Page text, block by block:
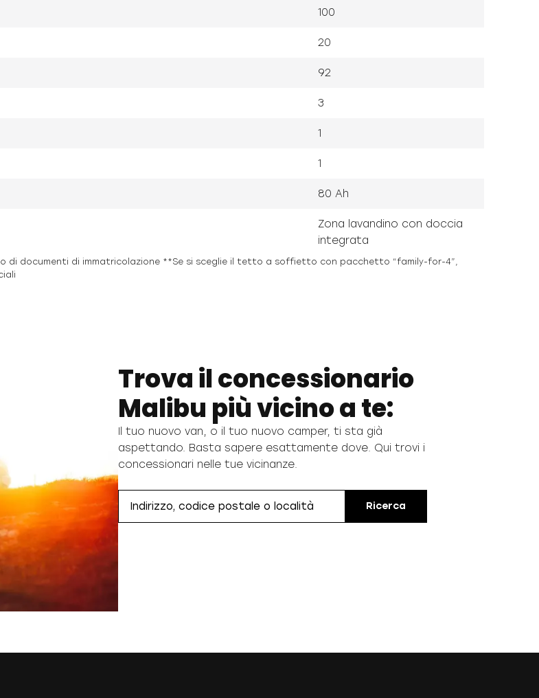
100
20
92
3
1
1
80 Ah
Zona lavandino con doccia
integrata
di documenti di immatricolazione **Se si sceglie il tetto a soffietto con pacchetto “family-for-4”,
Trova il concessionario
Malibu più vicino a te:
Il tuo nuovo van, o il tuo nuovo camper, ti sta già
aspettando. Basta sapere esattamente dove. Qui trovi i
concessionari nelle tue vicinanze.
Ricerca